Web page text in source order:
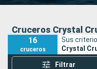
Cruceros Crystal
16
cruceros
Sus
Crystal
Filtrar